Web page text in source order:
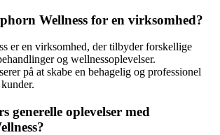
Wellness for en virksomhed?
er en virksomhed, der tilbyder forskellige
og wellnessoplevelser.
på at skabe en behagelig og professionel
generelle oplevelser med